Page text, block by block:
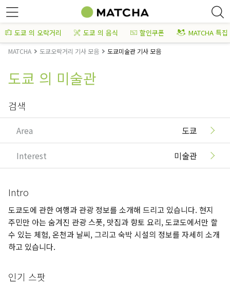
도쿄 의 오락거리 도쿄 의 음식 할인쿠폰 MATCHA 특집
MATCHA 도쿄오락거리 기사 모음 도쿄미술관 기사 모음
도쿄 의 미술관
검색
Area 도쿄
Interest 미술관
Intro
도쿄도에 관한 여행과 관광 정보를 소개해 드리고 있습니다. 현지
주민만 아는 숨겨진 관광 스폿, 맛집과 향토 요리, 도쿄도에서만 할
수 있는 체험, 온천과 날씨, 그리고 숙박 시설의 정보를 자세히 소개
하고 있습니다.
인기 스팟